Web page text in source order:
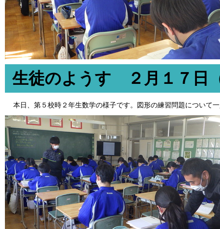
生徒のようす ２月１７日
本日、第５校時２年生数学の様子です。図形の練習問題について